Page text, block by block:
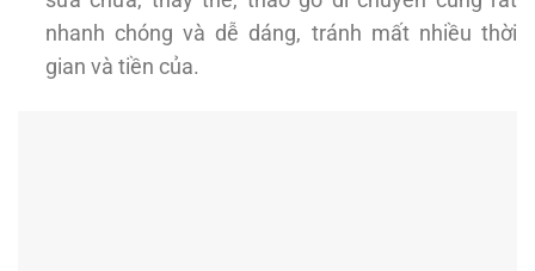
nhanh chóng và dễ dáng, tránh mất nhiều thời
gian và tiền của.